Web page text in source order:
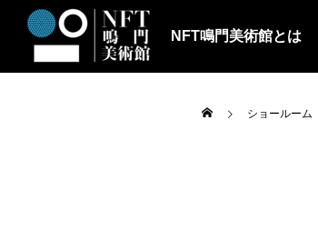
NFT鳴門美術館とは
ショールーム